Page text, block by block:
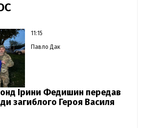
11:15
Павло Дак
Ірини Федишин передав
загиблого Героя Василя